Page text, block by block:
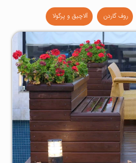
روف گاردن آلاچیق و پرگولا